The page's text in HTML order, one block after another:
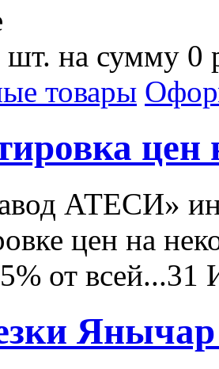
шт. на сумму 0
товары
цен
АТЕСИ»
цен на
от всей...31
Янычар